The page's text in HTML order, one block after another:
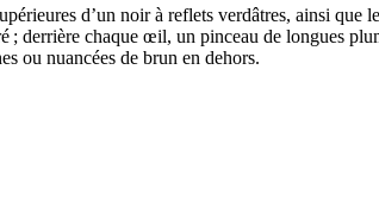
d’un noir à reflets verdâtres, ainsi
; derrière chaque œil, un pinceau de longues
ou nuancées de brun en dehors.